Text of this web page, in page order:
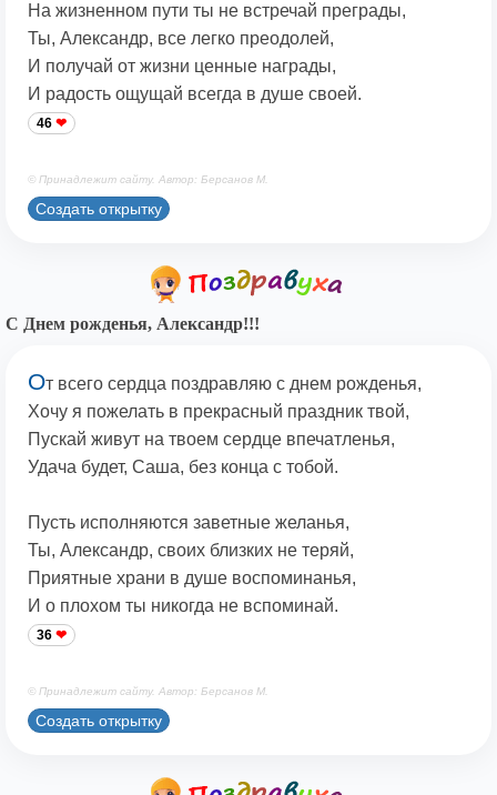
На жизненном пути ты не встречай преграды,
Ты, Александр, все легко преодолей,
И получай от жизни ценные награды,
И радость ощущай всегда в душе своей.
46
© Принадлежит сайту. Автор: Берсанов М.
Создать открытку
С Днем рожденья, Александр!!!
От всего сердца поздравляю с днем рожденья,
Хочу я пожелать в прекрасный праздник твой,
Пускай живут на твоем сердце впечатленья,
Удача будет, Саша, без конца с тобой.
Пусть исполняются заветные желанья,
Ты, Александр, своих близких не теряй,
Приятные храни в душе воспоминанья,
И о плохом ты никогда не вспоминай.
36
© Принадлежит сайту. Автор: Берсанов М.
Создать открытку